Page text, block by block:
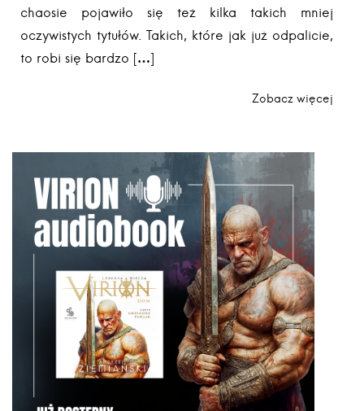
chaosie pojawiło się też kilka takich mniej
oczywistych tytułów. Takich, które jak już odpalicie,
to robi się bardzo […]
Zobacz więcej